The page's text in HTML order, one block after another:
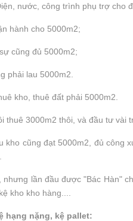
nước, công trình phụ trợ cho
hành cho 5000m2;
cũng đủ 5000m2;
phải lau 5000m2.
kho, thuê đất phải 5000m2.
thuê 3000m2 thôi, và đầu tư vài
kho cũng đạt 5000m2, đủ công
lần đầu được "Bác Hàn"
kho kho hàng....
hạng nặng, kệ pallet: